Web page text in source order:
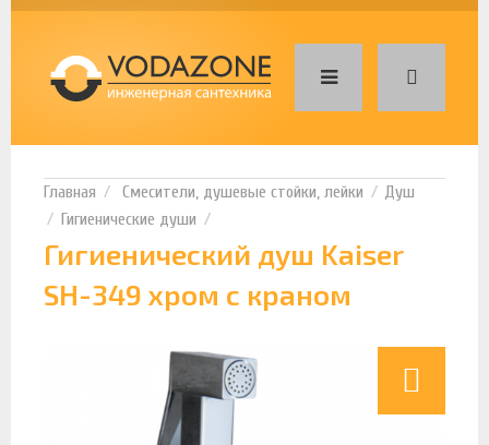
Смесители, душевые стойки, лейки
Душ
Гигиенические души
Гигиенический душ Kaiser
SH-349 хром с краном